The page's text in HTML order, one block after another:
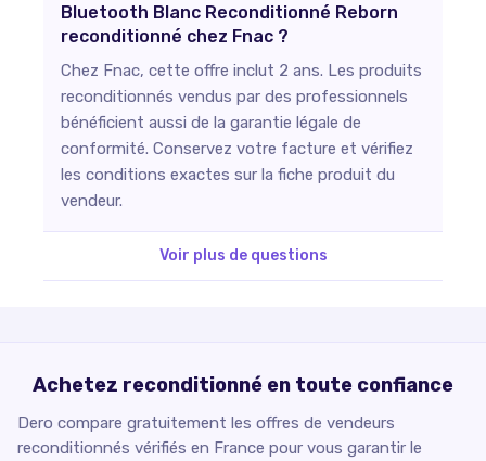
Bluetooth Blanc Reconditionné Reborn
reconditionné chez Fnac ?
Chez Fnac, cette offre inclut 2 ans. Les produits
reconditionnés vendus par des professionnels
bénéficient aussi de la garantie légale de
conformité. Conservez votre facture et vérifiez
les conditions exactes sur la fiche produit du
vendeur.
Voir plus de questions
Achetez reconditionné en toute confiance
Dero compare gratuitement les offres de vendeurs
reconditionnés vérifiés en France pour vous garantir le